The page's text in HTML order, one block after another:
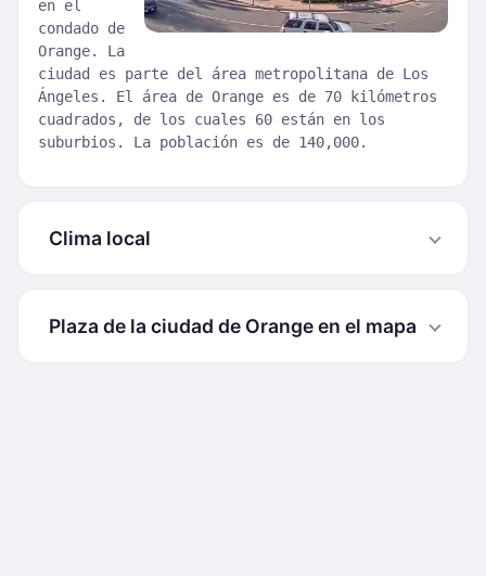
en el
condado de
Orange. La
ciudad es parte del área metropolitana de Los
Ángeles. El área de Orange es de 70 kilómetros
cuadrados, de los cuales 60 están en los
suburbios. La población es de 140,000.
Clima local
Plaza de la ciudad de Orange en el mapa